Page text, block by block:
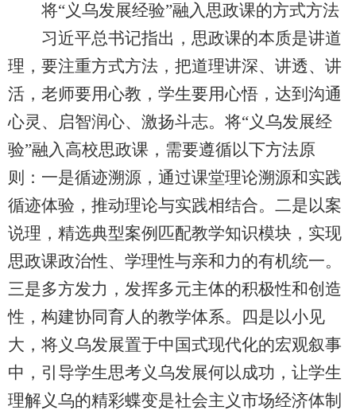
将“义乌发展经验”融入思政课的方式方法
习近平总书记指出，思政课的本质是讲道
理，要注重方式方法，把道理讲深、讲透、讲
活，老师要用心教，学生要用心悟，达到沟通
心灵、启智润心、激扬斗志。将“义乌发展经
验”融入高校思政课，需要遵循以下方法原
则：一是循迹溯源，通过课堂理论溯源和实践
循迹体验，推动理论与实践相结合。二是以案
说理，精选典型案例匹配教学知识模块，实现
思政课政治性、学理性与亲和力的有机统一。
三是多方发力，发挥多元主体的积极性和创造
性，构建协同育人的教学体系。四是以小见
大，将义乌发展置于中国式现代化的宏观叙事
中，引导学生思考义乌发展何以成功，让学生
理解义乌的精彩蝶变是社会主义市场经济体制